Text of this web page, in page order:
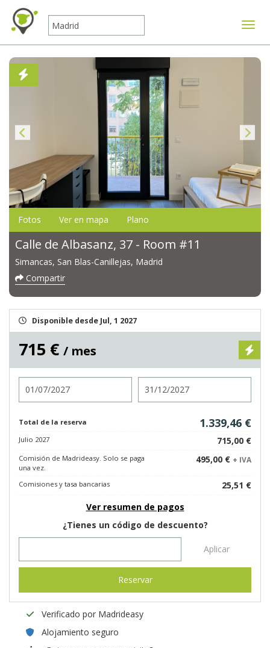
Fotos Ver en mapa Plano
Calle de Albasanz, 37 - Room #11
Simancas, San Blas-Canillejas, Madrid
Compartir
Disponible desde Jul, 1 2027
715 € / mes
Total de la reserva 1.339,46 €
Julio 2027 715,00 €
Comisión de Madrideasy. Solo se paga
una vez.
495,00 € + IVA
Comisiones y tasa bancarias
25,51 €
Ver resumen de pagos
¿Tienes un código de descuento?
Aplicar
Reservar
Verificado por Madrideasy
Alojamiento seguro